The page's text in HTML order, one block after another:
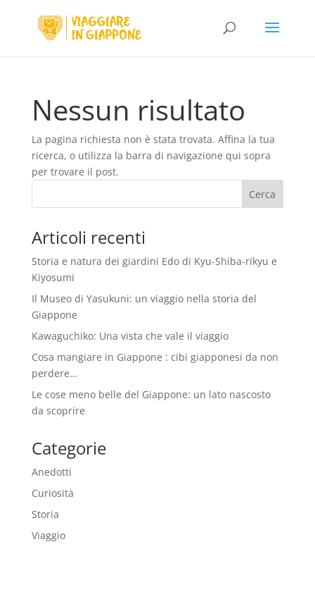
Nessun risultato
La pagina richiesta non è stata trovata. Affina la tua
ricerca, o utilizza la barra di navigazione qui sopra
per trovare il post.
Articoli recenti
Storia e natura dei giardini Edo di Kyu-Shiba-rikyu e
Kiyosumi
Il Museo di Yasukuni: un viaggio nella storia del
Giappone
Kawaguchiko: Una vista che vale il viaggio
Cosa mangiare in Giappone : cibi giapponesi da non
perdere…
Le cose meno belle del Giappone: un lato nascosto
da scoprire
Categorie
Anedotti
Curiosità
Storia
Viaggio